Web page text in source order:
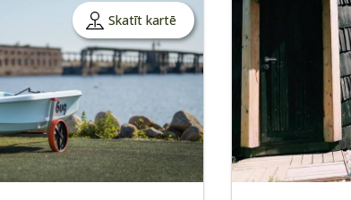
Skatīt kartē